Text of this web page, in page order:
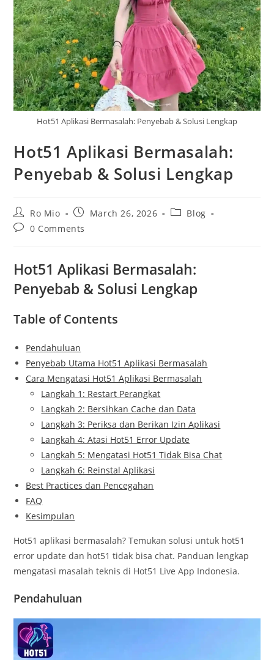
Hot51 Aplikasi Bermasalah: Penyebab & Solusi Lengkap
Hot51 Aplikasi Bermasalah:
Penyebab & Solusi Lengkap
Post
author:
Ro Mio
Post
published:
March 26, 2026
PostBlog
Post0 Comments
Hot51 Aplikasi Bermasalah:
Penyebab & Solusi Lengkap
Table of Contents
Pendahuluan
Penyebab Utama Hot51 Aplikasi Bermasalah
Cara Mengatasi Hot51 Aplikasi Bermasalah
Langkah 1: Restart Perangkat
Langkah 2: Bersihkan Cache dan Data
Langkah 3: Periksa dan Berikan Izin Aplikasi
Langkah 4: Atasi Hot51 Error Update
Langkah 5: Mengatasi Hot51 Tidak Bisa Chat
Langkah 6: Reinstal Aplikasi
Best Practices dan Pencegahan
FAQ
Kesimpulan
Hot51 aplikasi bermasalah? Temukan solusi untuk hot51
error update dan hot51 tidak bisa chat. Panduan lengkap
mengatasi masalah teknis di Hot51 Live App Indonesia.
Pendahuluan